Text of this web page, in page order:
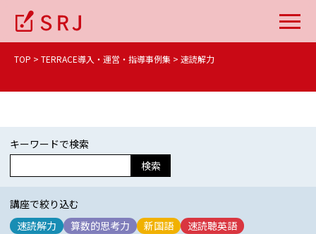
TOP TERRACE導入・運営・指導事例集 速読解力
キーワードで検索
検索
講座で絞り込む
速読解力
算数的思考力 新国語 速読聴英語